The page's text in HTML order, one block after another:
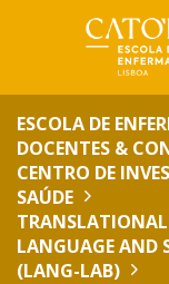
ESCOLA DE
DOCENTES &
CENTRO DE
SAÚDE
TRANSLATIONAL
LANGUAGE AND
(LANG-LAB)